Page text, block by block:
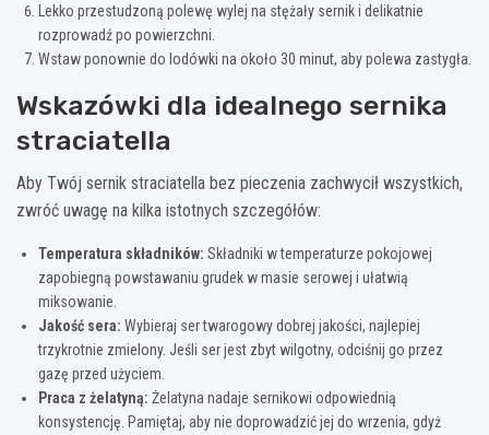
Lekko przestudzoną polewę wylej na stężały sernik i delikatnie
rozprowadź po powierzchni.
Wstaw ponownie do lodówki na około 30 minut, aby polewa zastygła.
Wskazówki dla idealnego sernika
straciatella
Aby Twój sernik straciatella bez pieczenia zachwycił wszystkich,
zwróć uwagę na kilka istotnych szczegółów:
Temperatura składników: Składniki w temperaturze pokojowej
zapobiegną powstawaniu grudek w masie serowej i ułatwią
miksowanie.
Jakość sera: Wybieraj ser twarogowy dobrej jakości, najlepiej
trzykrotnie zmielony. Jeśli ser jest zbyt wilgotny, odciśnij go przez
gazę przed użyciem.
Praca z żelatyną: Żelatyna nadaje sernikowi odpowiednią
konsystencję. Pamiętaj, aby nie doprowadzić jej do wrzenia, gdyż